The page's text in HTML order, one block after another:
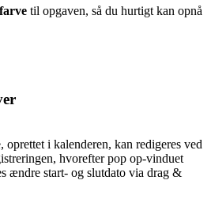
farve til opgaven, så du hurtigt kan opnå
oprettet i kalenderen, kan redigeres ved
hvorefter pop op-vinduet
ændre start- og slutdato via drag &